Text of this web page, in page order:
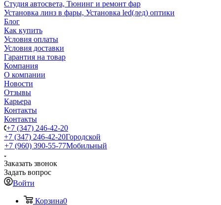
Студия автосвета, Тюнинг и ремонт фар
Установка линз в фары, Установка led(лед) оптики
Блог
Как купить
Условия оплаты
Условия доставки
Гарантия на товар
Компания
О компании
Новости
Отзывы
Карьера
Контакты
Контакты
+7 (347) 246-42-20
+7 (347) 246-42-20Городской
+7 (960) 390-55-77Мобильный
Заказать звонок
Задать вопрос
Войти
Корзина0